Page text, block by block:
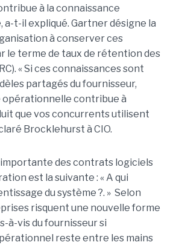
à la connaissance
t-il expliqué. Gartner désigne la
à conserver ces
le terme de taux de rétention des
« Si ces connaissances sont
partagés du fournisseur,
contribue à
que vos concurrents utilisent
Brocklehurst à CIO.
importante des contrats logiciels
est la suivante : « A qui
du système ?. » Selon
risquent une nouvelle forme
à-vis du fournisseur si
reste entre les mains